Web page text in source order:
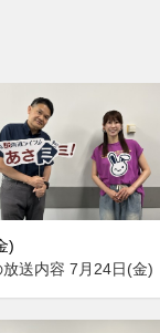
)
送内容 7月24日(金)